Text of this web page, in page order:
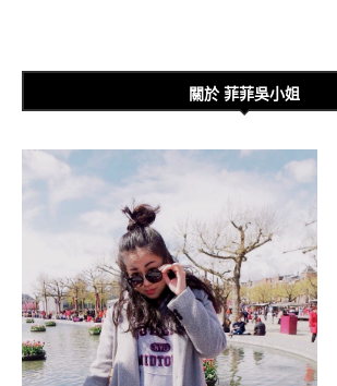
關於 菲菲吳小姐